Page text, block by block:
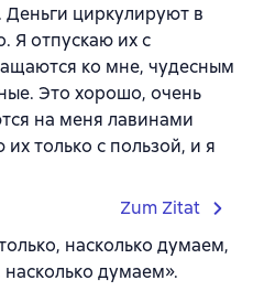
циркулируют в
Я отпускаю их с
ко мне, чудесным
Это хорошо, очень
на меня лавинами
только с пользой, и я
Zum Zitat
насколько думаем,
думаем».